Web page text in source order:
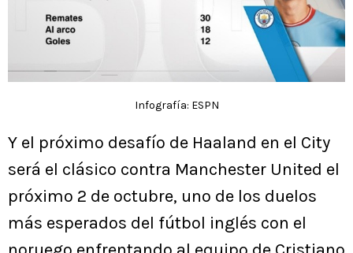
Infografía: ESPN
Y el próximo desafío de Haaland en el City
será el clásico contra Manchester United el
próximo 2 de octubre, uno de los duelos
más esperados del fútbol inglés con el